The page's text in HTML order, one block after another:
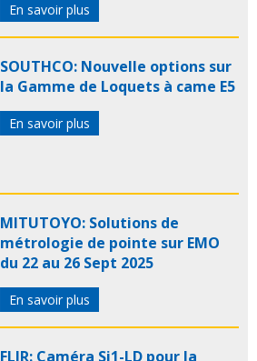
En savoir plus
SOUTHCO: Nouvelle options sur
la Gamme de Loquets à came E5
En savoir plus
MITUTOYO: Solutions de
métrologie de pointe sur EMO
du 22 au 26 Sept 2025
En savoir plus
FLIR: Caméra Si1-LD pour la